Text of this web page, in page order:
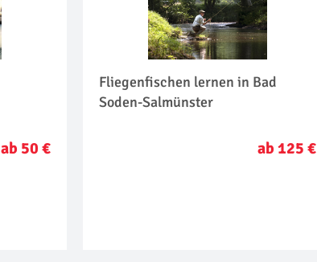
ab 50 €
Fliegenfischen lernen in Bad
Soden-Salmünster
ab 125 €